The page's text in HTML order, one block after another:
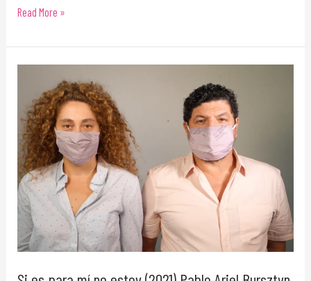
Read More »
para
mí
no
estoy
(2021)
Pablo
Ariel
Bursztyn
/